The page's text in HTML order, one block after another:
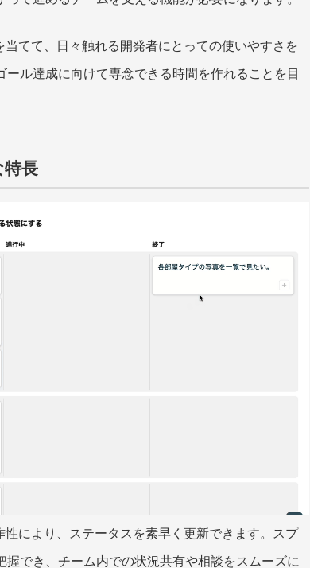
てて、日々触れる開発者にとっての使いやすさを
ル達成に向けて専念できる時間を作れることを目
長
により、ステータスを素早く更新できます。スプ
でき、チーム内での状況共有や相談をスムーズに